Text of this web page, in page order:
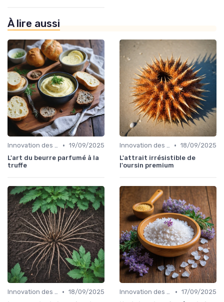
À lire aussi
Innovation des recettes • 19/09/2025
L'art du beurre parfumé à la
truffe
Innovation des recettes • 18/09/2025
L'attrait irrésistible de
l'oursin premium
Innovation des recettes • 18/09/2025
Innovation des recettes • 17/09/2025